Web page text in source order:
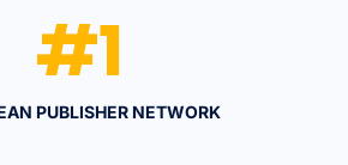
PUBLISHER NETWORK
#1